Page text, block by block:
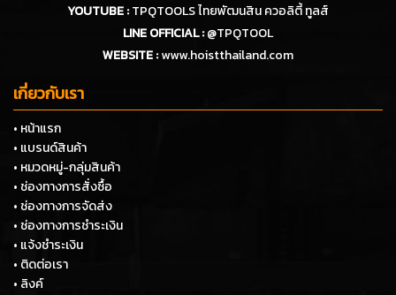
YOUTUBE :TPQTOOLS ไทยพัฒนสิน ควอลิตี้ ทูลส์
LINE OFFICIAL :@TPQTOOL
WEBSITE :www.hoistthailand.com
เกี่ยวกับเรา
• หน้าแรก
• แบรนด์สินค้า
• หมวดหมู่-กลุ่มสินค้า
• ช่องทางการสั่งซื้อ
• ช่องทางการจัดส่ง
• ช่องทางการชำระเงิน
• แจ้งชำระเงิน
• ติดต่อเรา
• ลิงค์